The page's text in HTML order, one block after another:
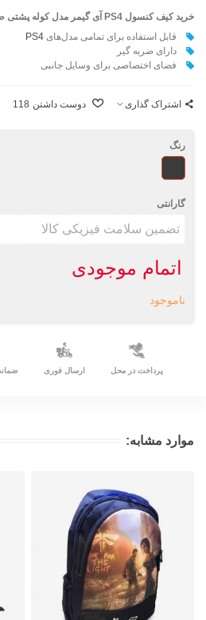
خرید کیف کنسول PS4 آی گیمر مدل کوله پشتی طرح
قابل استفاده برای تمامی مدل‌هایPS4
دارای ضربه گير
فضای اختصاصی برای وسايل جانبی
اشتراک گذاری دوست داشتن 118
رنگ
طرحدار
گارانتی
اتمام موجودی
ناموجود
پرداخت در محل ارسال فوری
موارد مشابه: